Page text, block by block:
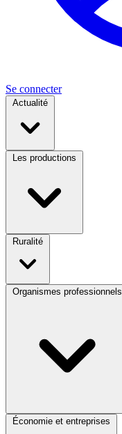
Se connecter
Actualité
Les productions
Ruralité
Organismes professionnels
Économie et entreprises